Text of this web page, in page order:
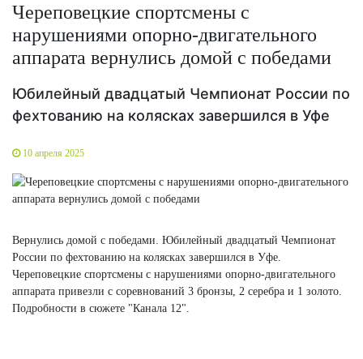
Череповецкие спортсмены с
нарушениями опорно-двигательного
аппарата вернулись домой с победами
Юбилейный двадцатый Чемпионат России по
фехтованию на колясках завершился в Уфе
10 апреля 2025
Вернулись домой с победами. Юбилейный двадцатый Чемпионат
России по фехтованию на колясках завершился в Уфе.
Череповецкие спортсмены с нарушениями опорно-двигательного
аппарата привезли с соревнований 3 бронзы, 2 серебра и 1 золото.
Подробности в сюжете "Канала 12".